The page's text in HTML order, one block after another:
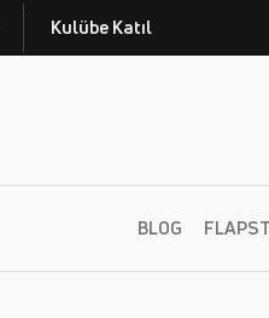
Kulübe Katıl
BLOG